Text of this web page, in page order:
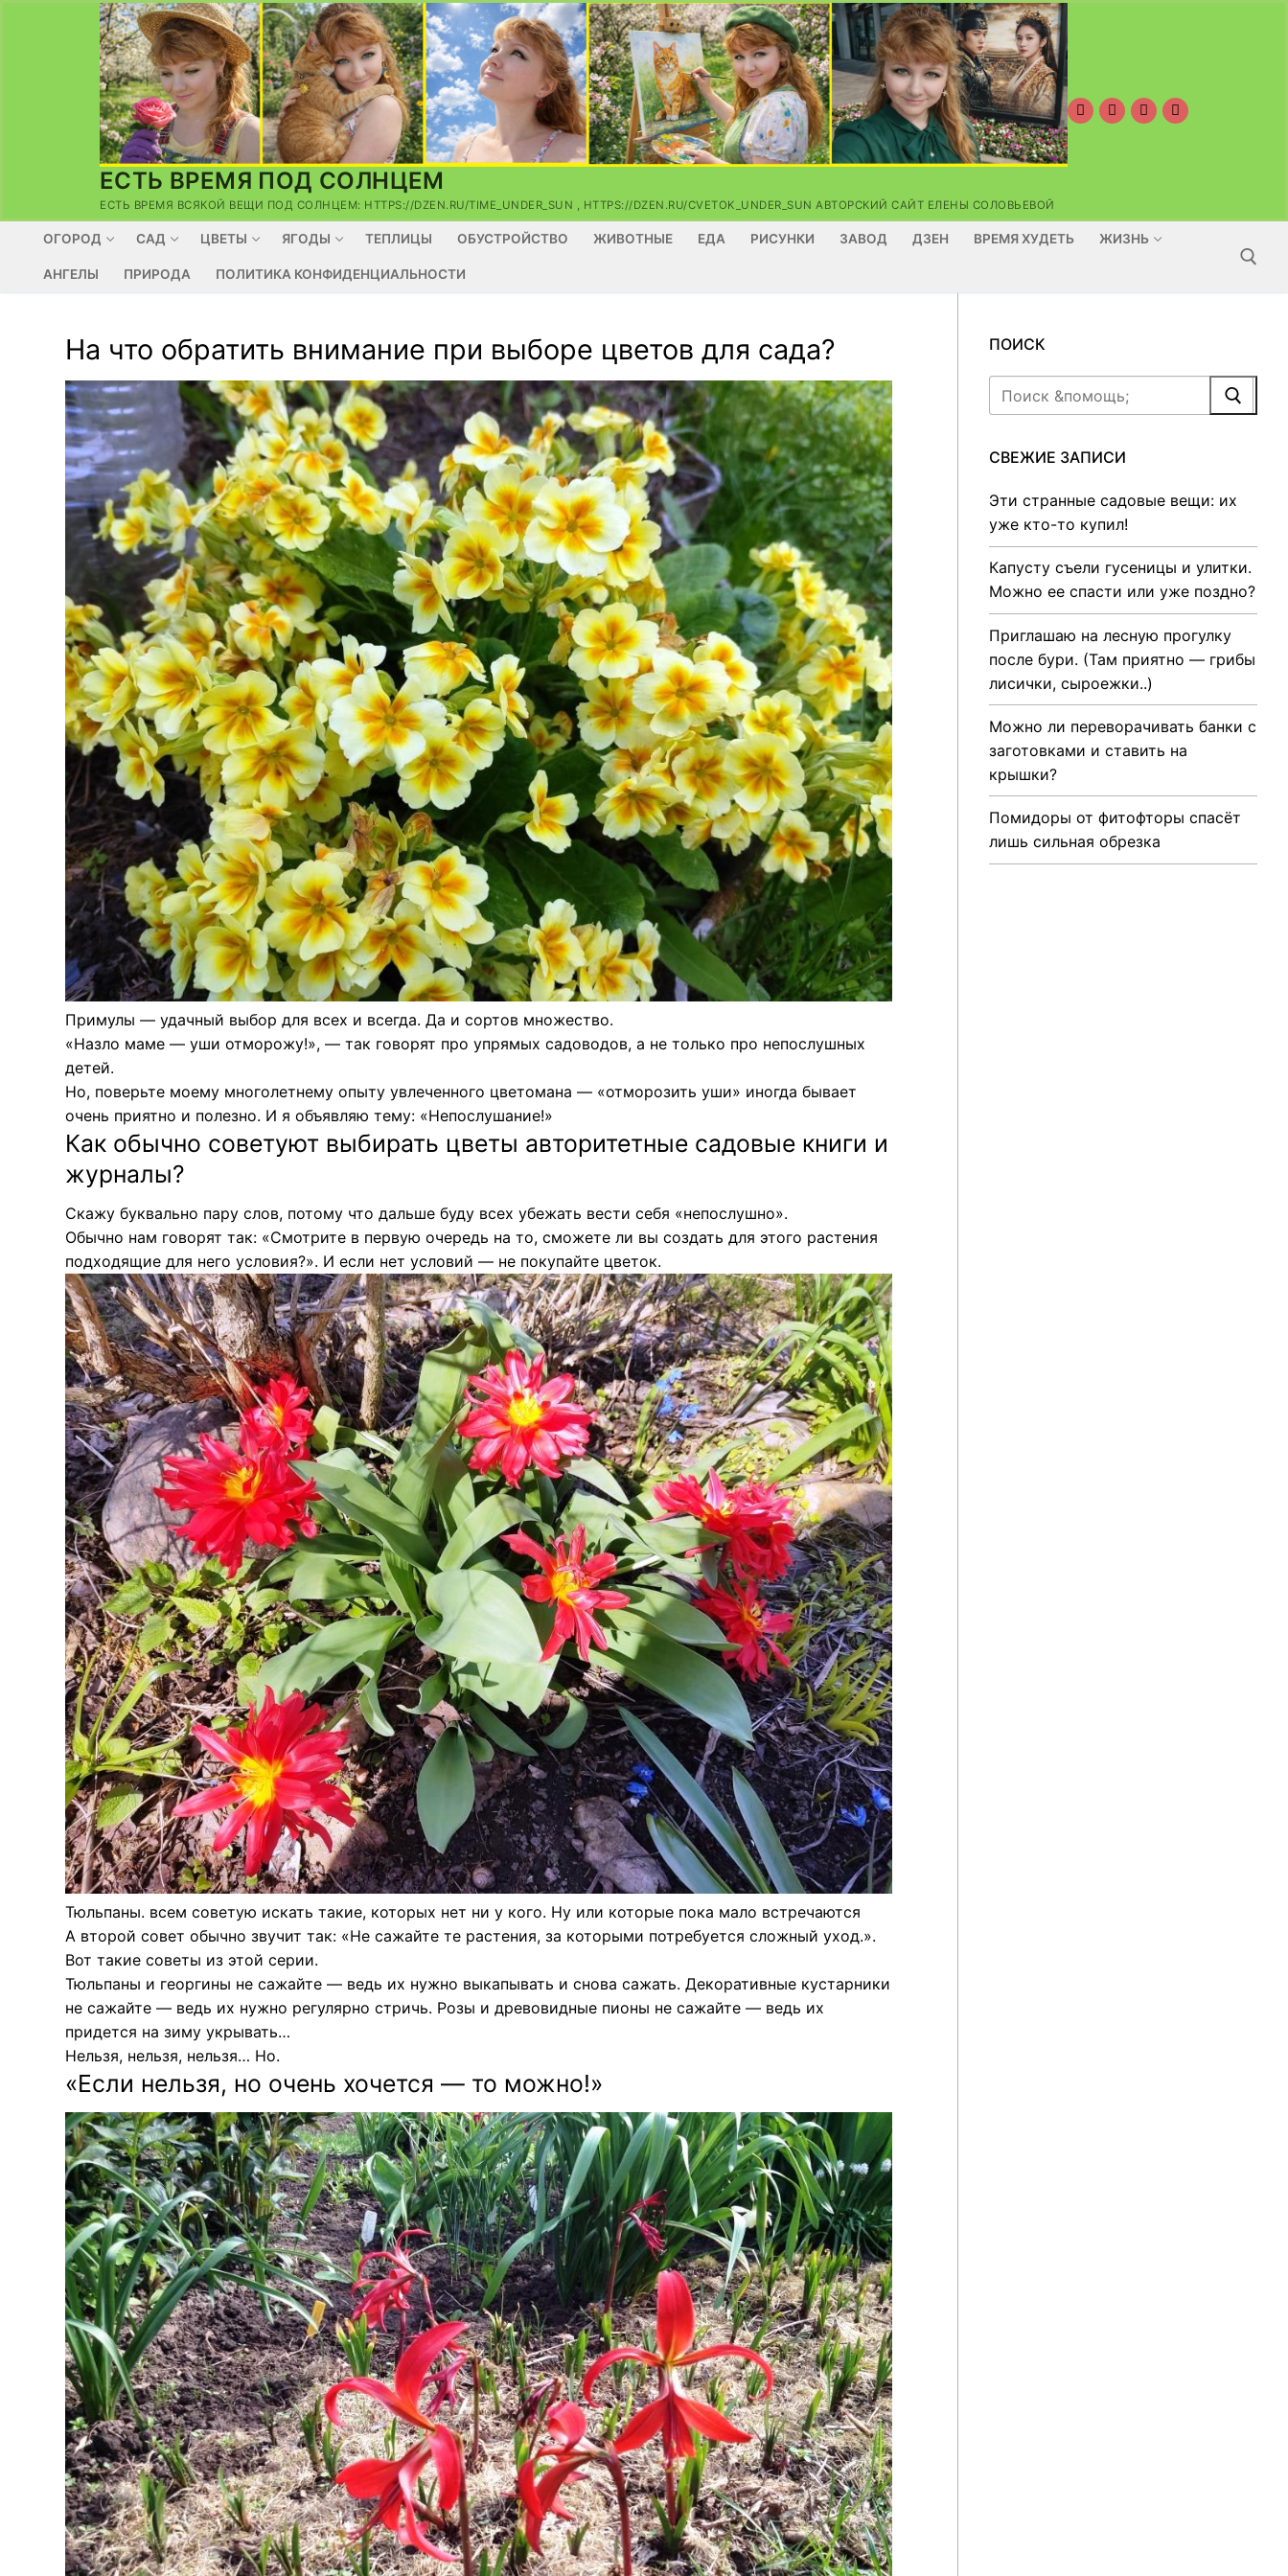
содержимому
ЕСТЬ ВРЕМЯ ПОД СОЛНЦЕМ
ЕСТЬ ВРЕМЯ ВСЯКОЙ ВЕЩИ ПОД СОЛНЦЕМ: HTTPS://DZEN.RU/TIME_UNDER_SUN , HTTPS://DZEN.RU/CVETOK_UNDER_SUN АВТОРСКИЙ САЙТ ЕЛЕНЫ СОЛОВЬЕВОЙ
ОГОРОД САД ЦВЕТЫ ЯГОДЫ ТЕПЛИЦЫ ОБУСТРОЙСТВО ЖИВОТНЫЕ ЕДА РИСУНКИ ЗАВОД ДЗЕН ВРЕМЯ ХУДЕТЬ ЖИЗНЬ
АНГЕЛЫ ПРИРОДА ПОЛИТИКА КОНФИДЕНЦИАЛЬНОСТИ
Найти:
На что обратить внимание при выборе цветов для сада?
Примулы — удачный выбор для всех и всегда. Да и сортов множество.
«Назло маме — уши отморожу!», — так говорят про упрямых садоводов, а не только про непослушных
детей.
Но, поверьте моему многолетнему опыту увлеченного цветомана — «отморозить уши» иногда бывает
очень приятно и полезно. И я объявляю тему: «Непослушание!»
Как обычно советуют выбирать цветы авторитетные садовые книги и
журналы?
Скажу буквально пару слов, потому что дальше буду всех убежать вести себя «непослушно».
Обычно нам говорят так: «Смотрите в первую очередь на то, сможете ли вы создать для этого растения
подходящие для него условия?». И если нет условий — не покупайте цветок.
Тюльпаны. всем советую искать такие, которых нет ни у кого. Ну или которые пока мало встречаются
А второй совет обычно звучит так: «Не сажайте те растения, за которыми потребуется сложный уход.».
Вот такие советы из этой серии.
Тюльпаны и георгины не сажайте — ведь их нужно выкапывать и снова сажать. Декоративные кустарники
не сажайте — ведь их нужно регулярно стричь. Розы и древовидные пионы не сажайте — ведь их
придется на зиму укрывать…
Нельзя, нельзя, нельзя… Но.
«Если нельзя, но очень хочется — то можно!»
ПОИСК
Найти:
СВЕЖИЕ ЗАПИСИ
Эти странные садовые вещи: их
уже кто-то купил!
Капусту съели гусеницы и улитки.
Можно ее спасти или уже поздно?
Приглашаю на лесную прогулку
после бури. (Там приятно — грибы
лисички, сыроежки..)
Можно ли переворачивать банки с
заготовками и ставить на
крышки?
Помидоры от фитофторы спасёт
лишь сильная обрезка